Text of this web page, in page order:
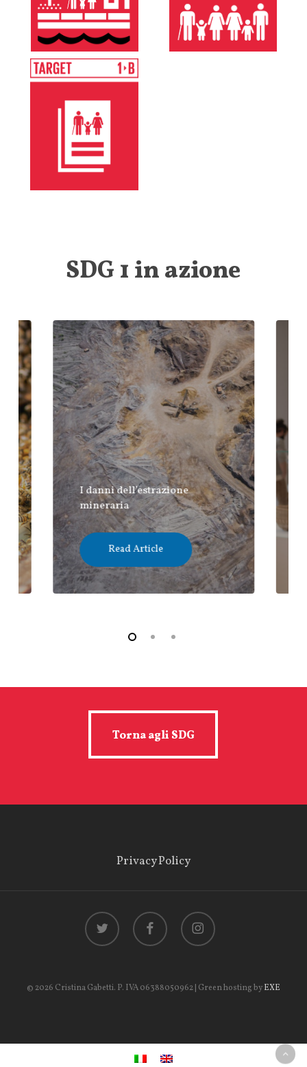
SDG 1 in azione
I danni dell’estrazione
mineraria
Read Article
Torna agli SDG
Torna agli SDG
Privacy Policy
twitter facebook instagram
© 2026 Cristina Gabetti. P. IVA 06388050962 | Green hosting byEXE